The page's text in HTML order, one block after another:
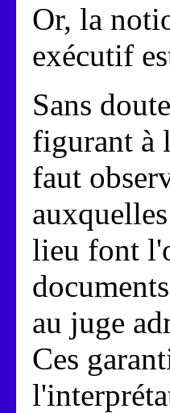
Or, la
exécutif
Sans
figurant à
faut
lieu font
au juge
Ces